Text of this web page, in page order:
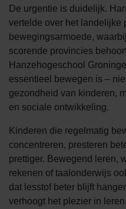
De urgentie is duidelijk.
vertelde over het landelijke
bewegingsarmoede,
scorende provincies
Hanzehogeschool
essentieel bewegen is –
gezondheid van kinderen,
en sociale ontwikkeling.
Kinderen die regelmatig
concentreren, presteren
prettiger. Bewegend leren,
rekenen of taalonderwijs
dat lesstof beter blijft
verhoogt het plezier in